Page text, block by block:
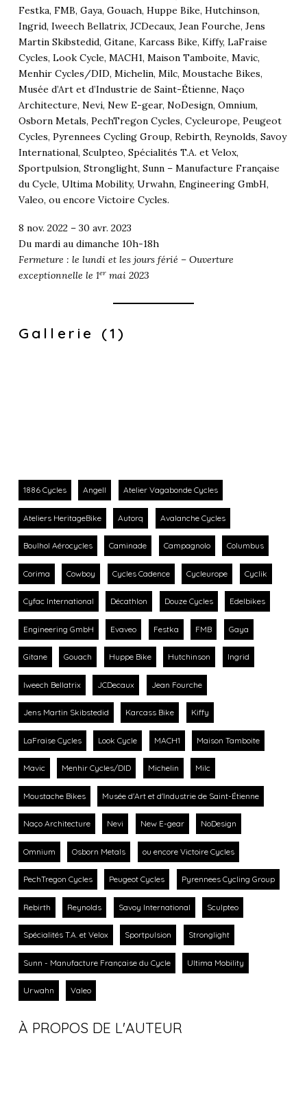
Festka, FMB, Gaya, Gouach, Huppe Bike, Hutchinson,
Ingrid, Iweech Bellatrix, JCDecaux, Jean Fourche, Jens
Martin Skibstedid, Gitane, Karcass Bike, Kiffy, LaFraise
Cycles, Look Cycle, MACH1, Maison Tamboite, Mavic,
Menhir Cycles/DID, Michelin, Milc, Moustache Bikes,
Musée d’Art et d’Industrie de Saint-Étienne, Naço
Architecture, Nevi, New E-gear, NoDesign, Omnium,
Osborn Metals, PechTregon Cycles, Cycleurope, Peugeot
Cycles, Pyrennees Cycling Group, Rebirth, Reynolds, Savoy
International, Sculpteo, Spécialités T.A. et Velox,
Sportpulsion, Stronglight, Sunn – Manufacture Française
du Cycle, Ultima Mobility, Urwahn, Engineering GmbH,
Valeo, ou encore Victoire Cycles.
8 nov. 2022 – 30 avr. 2023
Du mardi au dimanche 10h-18h
Fermeture : le lundi et les jours férié – Ouverture
exceptionnelle le 1ermai 2023
Gallerie (1)
1886 Cycles Angell Atelier Vagabonde Cycles
Ateliers HeritageBike Autorq Avalanche Cycles
Boulhol Aérocycles Caminade Campagnolo Columbus
Corima Cowboy Cycles Cadence Cycleurope Cyclik
Cyfac International Décathlon Douze Cycles Edelbikes
Engineering GmbH Evaveo Festka FMB Gaya
Gitane Gouach Huppe Bike Hutchinson Ingrid
Iweech Bellatrix JCDecaux Jean Fourche
Jens Martin Skibstedid Karcass Bike Kiffy
LaFraise Cycles Look Cycle MACH1 Maison Tamboite
Mavic Menhir Cycles/DID Michelin Milc
Moustache Bikes Musée d'Art et d'Industrie de Saint-Étienne
Naço Architecture Nevi New E-gear NoDesign
Omnium Osborn Metals ou encore Victoire Cycles
PechTregon Cycles Peugeot Cycles Pyrennees Cycling Group
Rebirth Reynolds Savoy International Sculpteo
Spécialités T.A. et Velox Sportpulsion Stronglight
Sunn - Manufacture Française du Cycle Ultima Mobility
Urwahn Valeo
À PROPOS DE L'AUTEUR